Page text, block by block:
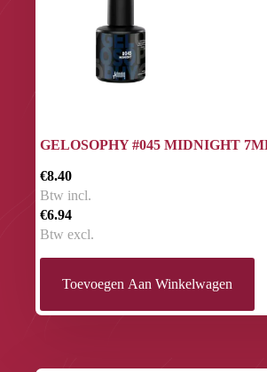
GELOSOPHY #045 MIDNIGHT
€8.40
Btw incl.
€6.94
Btw excl.
Toevoegen Aan Winkelwagen